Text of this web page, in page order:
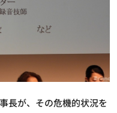
長が、その危機的状況を